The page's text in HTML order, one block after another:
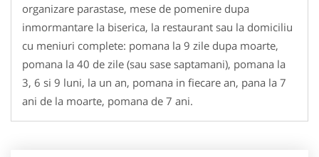
organizare parastase, mese de pomenire dupa
inmormantare la biserica, la restaurant sau la domiciliu
cu meniuri complete: pomana la 9 zile dupa moarte,
pomana la 40 de zile (sau sase saptamani), pomana la
3, 6 si 9 luni, la un an, pomana in fiecare an, pana la 7
ani de la moarte, pomana de 7 ani.